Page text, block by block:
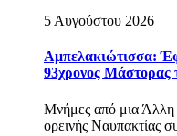
5 Αυγούστου 2026
Αμπελακιώτισσα:
93χρονος Μάστορας
Μνήμες από μια Άλλη
ορεινής Ναυπακτίας